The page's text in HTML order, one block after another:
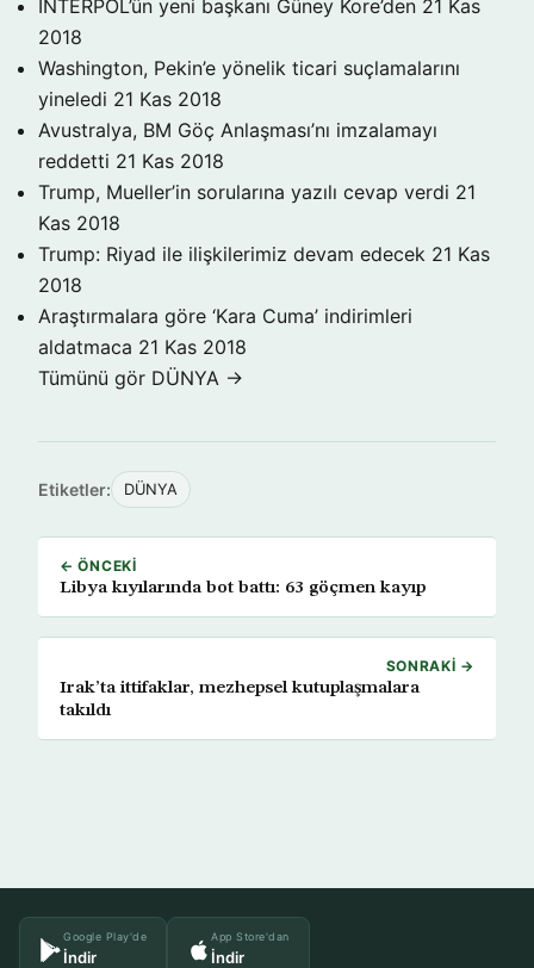
INTERPOL’ün yeni başkanı Güney Kore’den 21 Kas
2018
Washington, Pekin’e yönelik ticari suçlamalarını
yineledi 21 Kas 2018
Avustralya, BM Göç Anlaşması’nı imzalamayı
reddetti 21 Kas 2018
Trump, Mueller’in sorularına yazılı cevap verdi 21
Kas 2018
Trump: Riyad ile ilişkilerimiz devam edecek 21 Kas
2018
Araştırmalara göre ‘Kara Cuma’ indirimleri
aldatmaca 21 Kas 2018
Tümünü gör DÜNYA →
Etiketler: DÜNYA
← ÖNCEKI
Libya kıyılarında bot battı: 63 göçmen kayıp
SONRAKI →
Irak’ta ittifaklar, mezhepsel kutuplaşmalara
takıldı
Google Play'de
İndir
App Store'dan
İndir